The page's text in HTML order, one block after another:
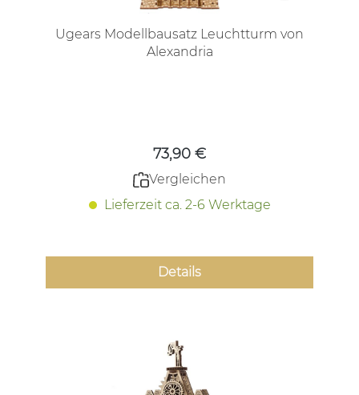
Ugears Modellbausatz Leuchtturm von
Alexandria
73,90 €
Vergleichen
Lieferzeit ca. 2-6 Werktage
Details